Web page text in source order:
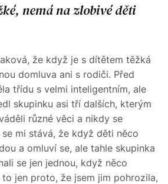
nemá na zlobivé děti
že když je s dítětem těžká
domluva ani s rodiči. Před
třídu s velmi inteligentním, ale
skupinku asi tří dalších, kterým
různé věci a nikdy se
mi stává, že když děti něco
a omluví se, ale tahle skupinka
se jen jednou, když něco
jen proto, že jsem jim pohrozila,